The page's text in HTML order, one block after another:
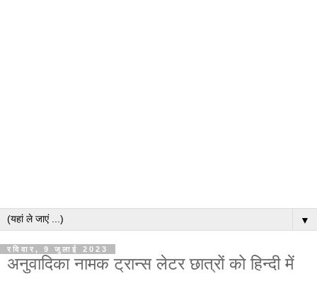
▼
रविवार, 9 जुलाई 2023
अनुवादिका नामक ट्रान्स लेटर छात्रों को हिन्दी में